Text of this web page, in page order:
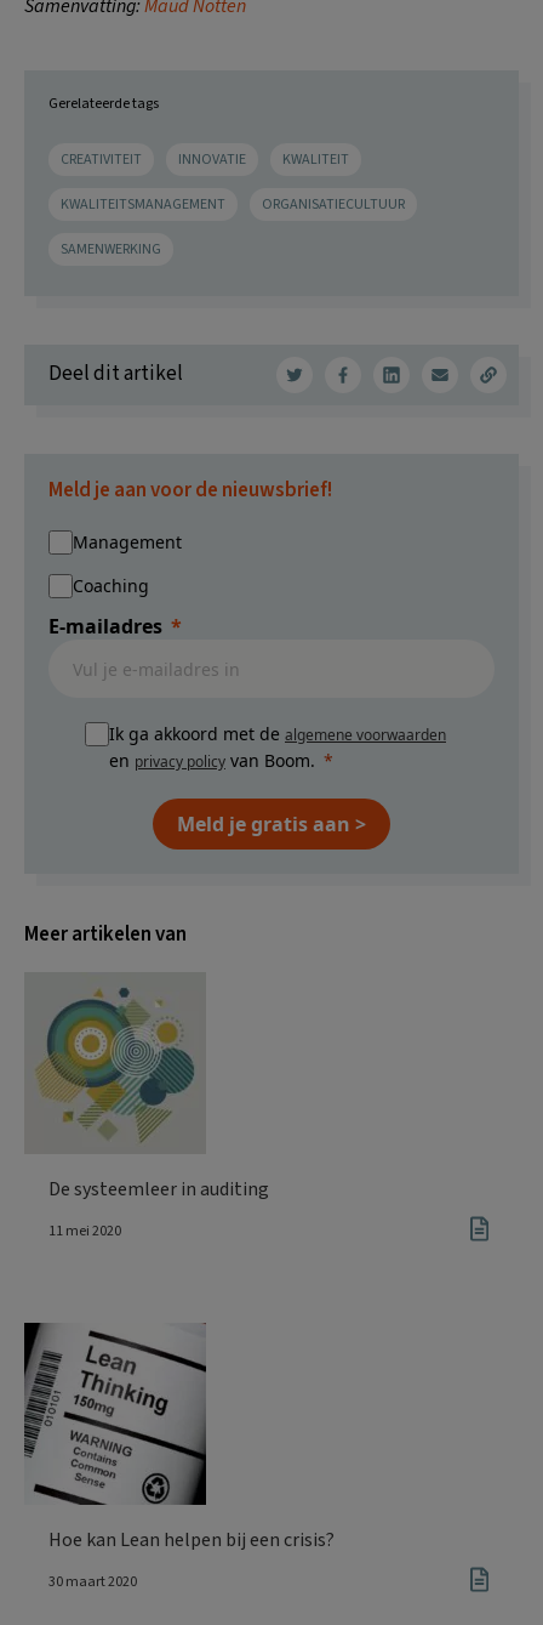
Samenvatting:Maud Notten
Gerelateerde tags
CREATIVITEIT INNOVATIE KWALITEIT
KWALITEITSMANAGEMENT ORGANISATIECULTUUR
SAMENWERKING
Deel dit artikel
Meld je aan voor de nieuwsbrief!
Management
Coaching
E-mailadres
Ik ga akkoord met de algemene voorwaarden
en privacy policy van Boom.
Meld je gratis aan >
Meer artikelen van
De systeemleer in auditing
11 mei 2020
Hoe kan Lean helpen bij een crisis?
30 maart 2020